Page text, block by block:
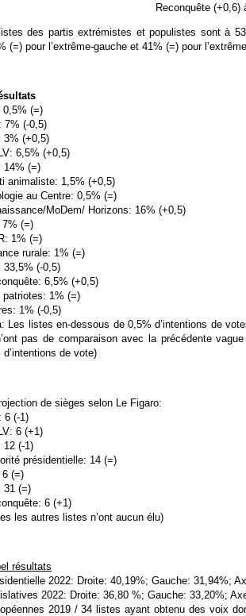
Reconquête (+0,6)
listes des partis extrémistes et populistes sont à
(=) pour l’extrême-gauche et 41% (=) pour
0,5% (=)
7% (-0,5)
3% (+0,5)
6,5% (+0,5)
14% (=)
animaliste: 1,5% (+0,5)
au Centre: 0,5% (=)
MoDem/ Horizons: 16% (+0,5)
7% (=)
1% (=)
rurale: 1% (=)
33,5% (-0,5)
6,5% (+0,5)
patriotes: 1% (=)
1% (-0,5)
Les listes en-dessous de 0,5% d’intentions de
pas de comparaison avec la précédente
d’intentions de vote)
de sièges selon Le Figaro:
6 (-1)
6 (+1)
12 (-1)
présidentielle: 14 (=)
6 (=)
31 (=)
6 (+1)
les autres listes n’ont aucun élu)
résultats
2022: Droite: 40,19%; Gauche: 31,94%;
2022: Droite: 36,80 %; Gauche: 33,20%;
2019 / 34 listes ayant obtenu des voix